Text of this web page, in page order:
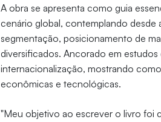
A obra se apresenta como guia
cenário global, contemplando desde
segmentação, posicionamento de
diversificados. Ancorado em
internacionalização, mostrando
econômicas e tecnológicas.
"Meu objetivo ao escrever o livro foi